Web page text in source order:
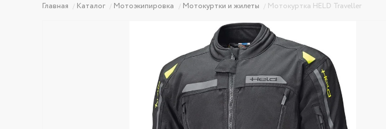
Главная Каталог Мотоэкипировка Мотокуртки и жилеты Мотокуртка HELD Traveller